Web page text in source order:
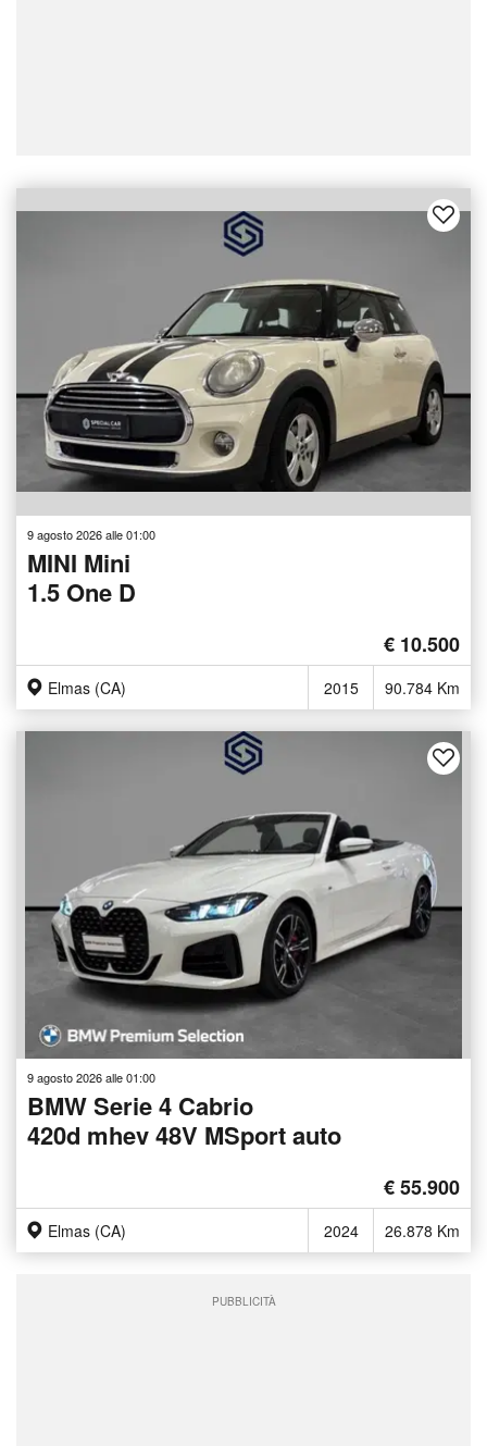
9 agosto 2026 alle 01:00
MINI Mini
1.5 One D
€ 10.500
Elmas (CA) 2015 90.784 Km
9 agosto 2026 alle 01:00
BMW Serie 4 Cabrio
420d mhev 48V MSport auto
€ 55.900
Elmas (CA) 2024 26.878 Km
PUBBLICITÀ